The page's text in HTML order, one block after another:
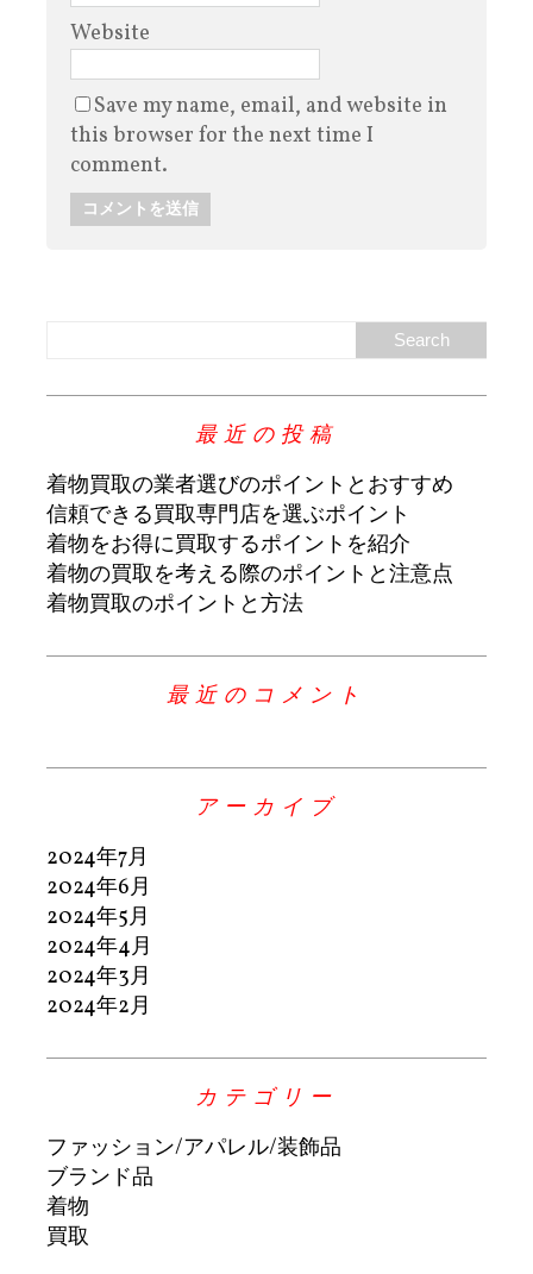
Website
Save my name, email, and website in
this browser for the next time I
comment.
最近の投稿
着物買取の業者選びのポイントとおすすめ
信頼できる買取専門店を選ぶポイント
着物をお得に買取するポイントを紹介
着物の買取を考える際のポイントと注意点
着物買取のポイントと方法
最近のコメント
アーカイブ
2024年7月
2024年6月
2024年5月
2024年4月
2024年3月
2024年2月
カテゴリー
ファッション/アパレル/装飾品
ブランド品
着物
買取